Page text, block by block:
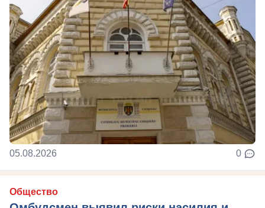
05.08.2026 0
Общество